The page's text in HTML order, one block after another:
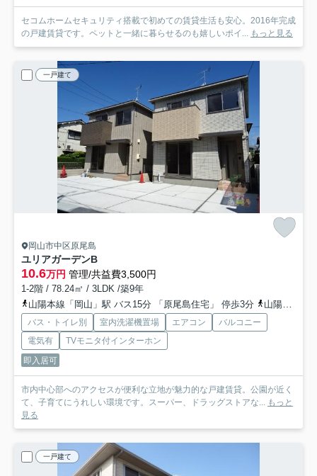
セコムホームセキュリティ搭載で初めての賃貸生活も安心。2016年完成
の戸建賃貸です。ペットと一緒に暮らせるのも嬉しいポイ... もっと見る
一戸建て
岡山市中区原尾島
ユリアガーデンB
10.6万円 管理/共益費3,500円
1-2階 / 78.24㎡ / 3LDK /築9年
山陽本線「岡山」駅 バス15分 「原尾島住宅」 停歩3分
山陽本線「高島」駅 徒歩26分
バス・トイレ別 室内洗濯機置場 エアコン
バルコニー
電気有
TVモニタ付インターホン
即入居可
市内中心部へのアクセスが便利な立地が魅力的な戸建賃貸。公園が近く
て、子育てにうれしい環境です。スーパー、ドラッグストアな... もっと
見る
一戸建て